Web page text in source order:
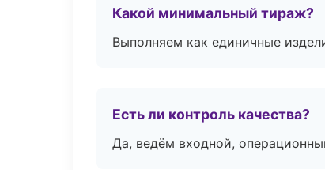
Какой минимальный тираж?
Выполняем как единичные
Есть ли контроль качества?
Да, ведём входной,